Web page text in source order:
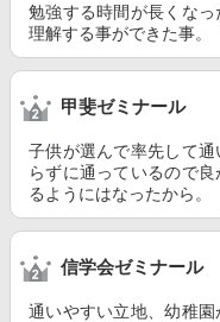
勉強する時間が長くな
理解する事ができた事。
甲斐ゼミナール
子供が選んで率先して
らずに通っているので
るようにはなったから。
信学会ゼミナール
通いやすい立地、幼稚